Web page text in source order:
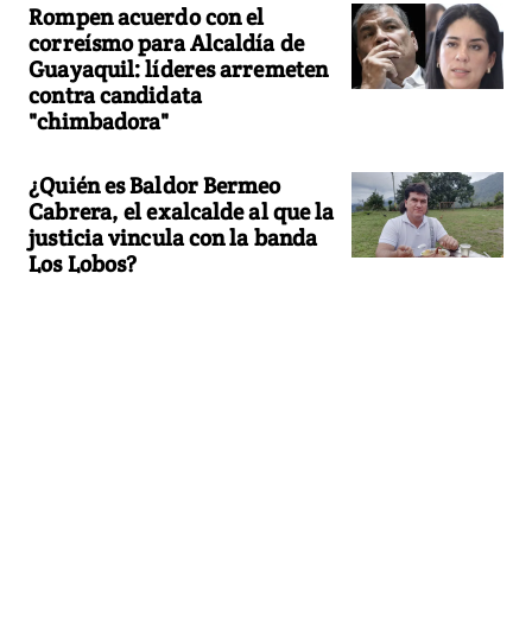
Rompen acuerdo con el
correísmo para Alcaldía de
Guayaquil: líderes arremeten
contra candidata
"chimbadora"
¿Quién es Baldor Bermeo
Cabrera, el exalcalde al que la
justicia vincula con la banda
Los Lobos?